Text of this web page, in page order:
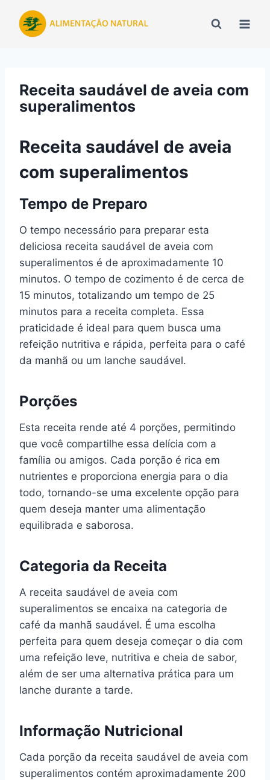
para
Receita saudável de aveia com
superalimentos
Receita saudável de aveia
com superalimentos
Tempo de Preparo
O tempo necessário para preparar esta
deliciosa receita saudável de aveia com
superalimentos é de aproximadamente 10
minutos. O tempo de cozimento é de cerca de
15 minutos, totalizando um tempo de 25
minutos para a receita completa. Essa
praticidade é ideal para quem busca uma
refeição nutritiva e rápida, perfeita para o café
da manhã ou um lanche saudável.
Porções
Esta receita rende até 4 porções, permitindo
que você compartilhe essa delícia com a
família ou amigos. Cada porção é rica em
nutrientes e proporciona energia para o dia
todo, tornando-se uma excelente opção para
quem deseja manter uma alimentação
equilibrada e saborosa.
Categoria da Receita
A receita saudável de aveia com
superalimentos se encaixa na categoria de
café da manhã saudável. É uma escolha
perfeita para quem deseja começar o dia com
uma refeição leve, nutritiva e cheia de sabor,
além de ser uma alternativa prática para um
lanche durante a tarde.
Informação Nutricional
Cada porção da receita saudável de aveia com
superalimentos contém aproximadamente 200